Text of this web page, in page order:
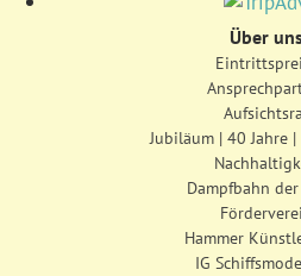
Über
Jubiläum | 40 Jahre
Dampfbahn der
Hammer
IG